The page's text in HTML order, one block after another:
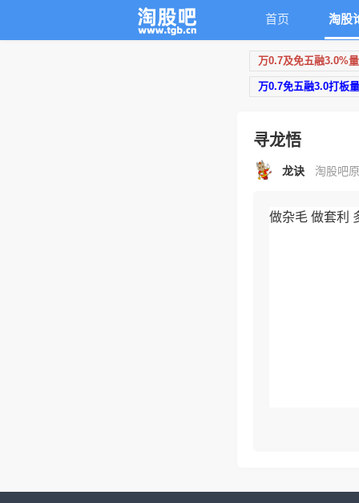
首页 淘股
万0.7及免五融3.0%
万0.7免五融3.0打板
寻龙悟
龙诀 淘股吧
做杂毛 做套利